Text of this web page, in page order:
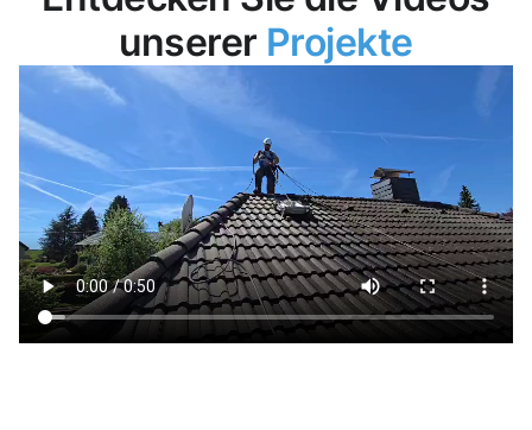
unserer Projekte